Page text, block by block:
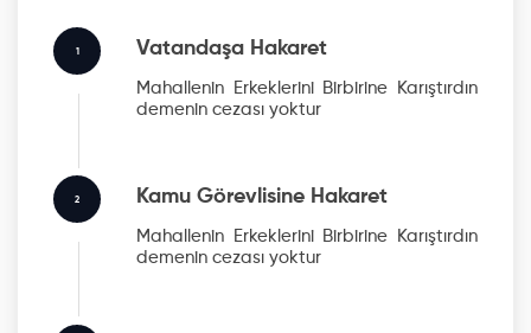
1 Vatandaşa Hakaret
Mahallenin Erkeklerini Birbirine Karıştırdın
demenin cezası yoktur
2 Kamu Görevlisine Hakaret
Mahallenin Erkeklerini Birbirine Karıştırdın
demenin cezası yoktur